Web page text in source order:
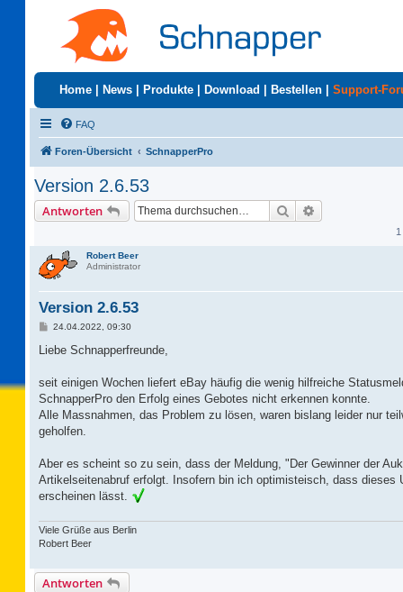
Home News Produkte Download Bestellen Support-
FAQ
Foren-Übersicht SchnapperPro
Version 2.6.53
Antworten Suche
Robert Beer
Administrator
Version 2.6.53
B
i
a
24.04.2022, 09:30
Liebe Schnapperfreunde,
seit einigen Wochen liefert eBay häufig die wenig hilfreiche
SchnapperPro den Erfolg eines Gebotes nicht erkennen konnte.
Alle Massnahmen, das Problem zu lösen, waren bislang leider nur
geholfen.
Aber es scheint so zu sein, dass der Meldung, "Der Gewinner der
Artikelseitenabruf erfolgt. Insofern bin ich optimisteisch, dass dieses
erscheinen lässt.
Viele Grüße aus Berlin
Robert Beer
Antworten